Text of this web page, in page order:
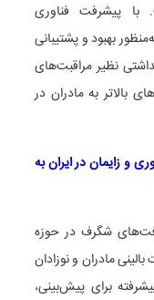
با پیشرفت فناوری
بهبود و پشتیبانی
نظیر مراقبت‌های
بالاتر به مادران در
و زایمان در ایران به
شگرف در حوزه
مادران و نوزادان
برای پیش‌بینی،